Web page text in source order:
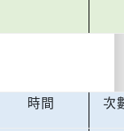
時間 次